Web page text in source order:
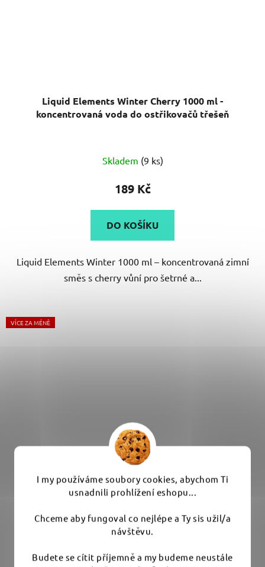
I my používáme soubory cookies, abychom Ti
usnadnili prohlížení eshopu...
Chceme aby fungoval co nejlépe a Ty sis užil/a
návštěvu.
Budete se cítit příjemně a my budeme neustále
Liquid Elements Winter Cherry 1000 ml -
koncentrovaná voda do ostřikovačů třešeň
hodnocení
produktu
5,0
z
hvězdiček.
Skladem (9 ks)
189 Kč
DO KOŠÍKU
Liquid Elements Winter 1000 ml – koncentrovaná zimní
směs s cherry vůní pro šetrné a...
VÍCE ZA MÉNĚ
Liquid Elements Eraser - jemná mikrovláknová
utěrka 40 x 40 cm